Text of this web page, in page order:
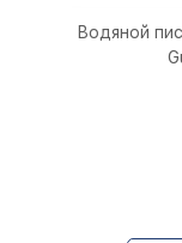
Водяной